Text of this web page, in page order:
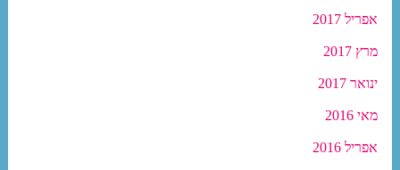
אפריל 2017
מרץ 2017
ינואר 2017
מאי 2016
אפריל 2016